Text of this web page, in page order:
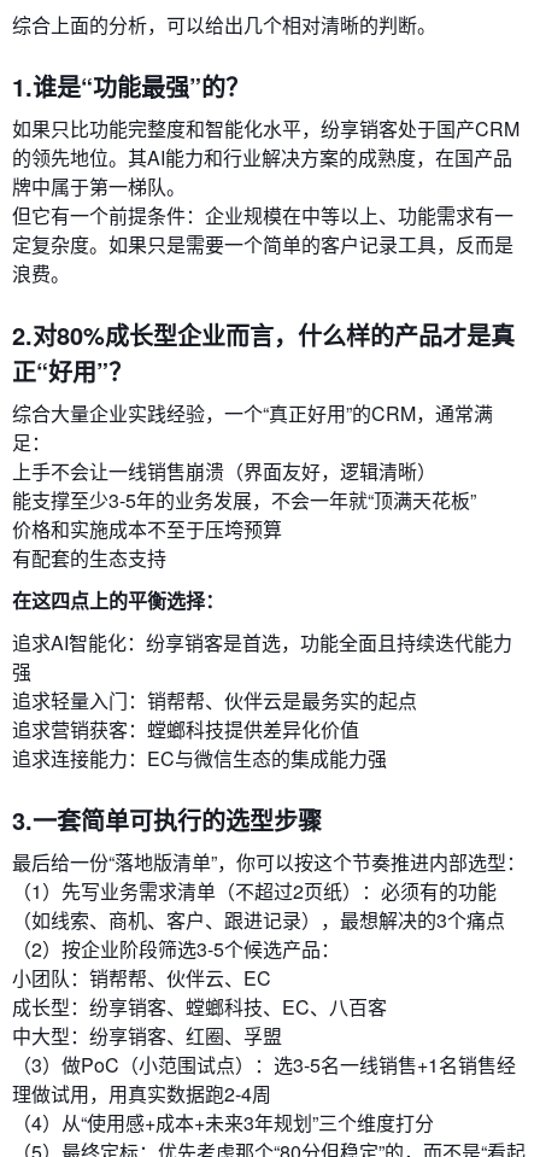
综合上面的分析，可以给出几个相对清晰的判断。
1.谁是“功能最强”的？
如果只比功能完整度和智能化水平，纷享销客处于国产CRM
的领先地位。其AI能力和行业解决方案的成熟度，在国产品
牌中属于第一梯队。
但它有一个前提条件：企业规模在中等以上、功能需求有一
定复杂度。如果只是需要一个简单的客户记录工具，反而是
浪费。
2.对80%成长型企业而言，什么样的产品才是真
正“好用”？
综合大量企业实践经验，一个“真正好用”的CRM，通常满
足：
上手不会让一线销售崩溃（界面友好，逻辑清晰）
能支撑至少3-5年的业务发展，不会一年就“顶满天花板”
价格和实施成本不至于压垮预算
有配套的生态支持
在这四点上的平衡选择：
追求AI智能化：纷享销客是首选，功能全面且持续迭代能力
强
追求轻量入门：销帮帮、伙伴云是最务实的起点
追求营销获客：螳螂科技提供差异化价值
追求连接能力：EC与微信生态的集成能力强
3.一套简单可执行的选型步骤
最后给一份“落地版清单”，你可以按这个节奏推进内部选型：
（1）先写业务需求清单（不超过2页纸）：必须有的功能
（如线索、商机、客户、跟进记录），最想解决的3个痛点
（2）按企业阶段筛选3-5个候选产品：
小团队：销帮帮、伙伴云、EC
成长型：纷享销客、螳螂科技、EC、八百客
中大型：纷享销客、红圈、孚盟
（3）做PoC（小范围试点）：选3-5名一线销售+1名销售经
理做试用，用真实数据跑2-4周
（4）从“使用感+成本+未来3年规划”三个维度打分